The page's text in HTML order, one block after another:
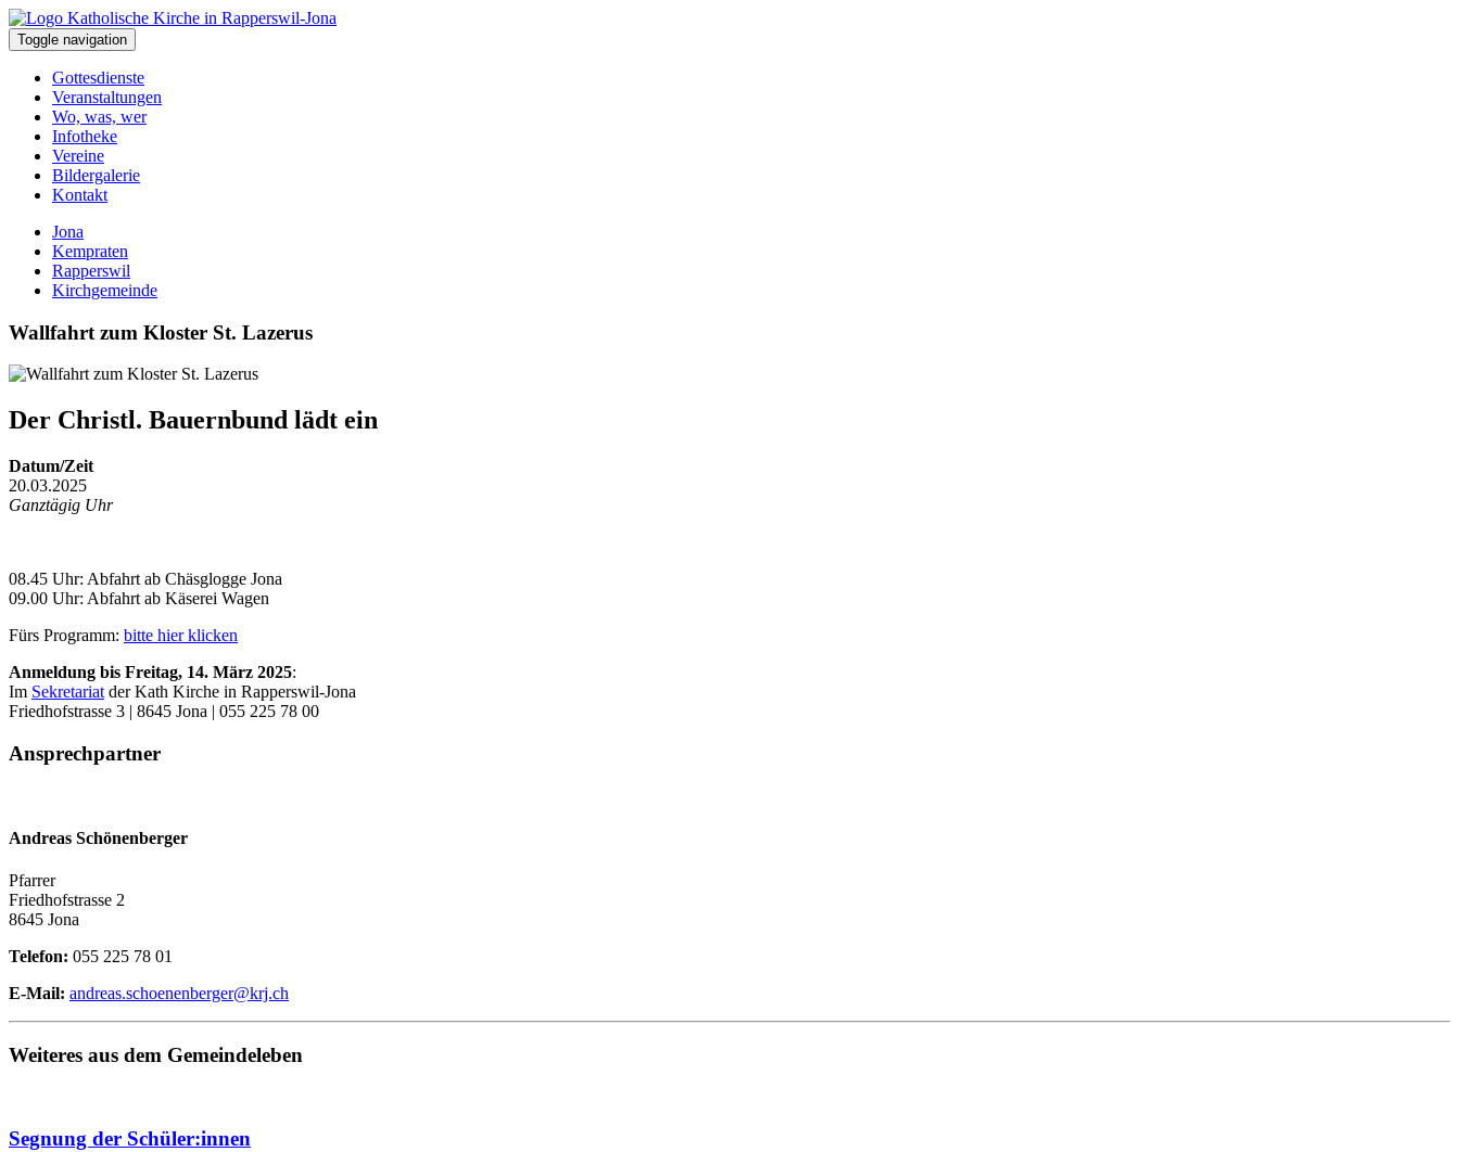
Toggle navigation
Gottesdienste
Veranstaltungen
Wo, was, wer
Infotheke
Vereine
Bildergalerie
Kontakt
Jona
Kempraten
Rapperswil
Kirchgemeinde
Wallfahrt zum Kloster St. Lazerus
Der Christl. Bauernbund lädt ein
Datum/Zeit
20.03.2025
Ganztägig Uhr
08.45 Uhr: Abfahrt ab Chäsglogge Jona
09.00 Uhr: Abfahrt ab Käserei Wagen
Fürs Programm: bitte hier klicken
Anmeldung bis Freitag, 14. März 2025:
Im Sekretariat der Kath Kirche in Rapperswil-Jona
Friedhofstrasse 3 | 8645 Jona | 055 225 78 00
Ansprechpartner
Andreas Schönenberger
Pfarrer
Friedhofstrasse 2
8645 Jona
Telefon: 055 225 78 01
E-Mail: andreas.schoenenberger@krj.ch
Weiteres aus dem Gemeindeleben
Segnung der Schüler:innen